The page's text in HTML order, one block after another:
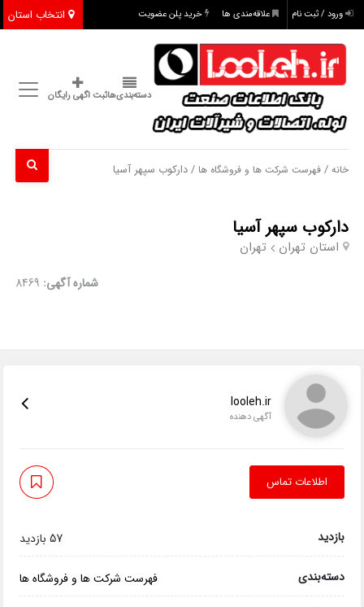
انتخاب استان ورود / ثبت نام علاقه‌مندی ها خرید پلن عضویت
دسته‌بندی‌هاثبت اگهی رایگان
خانه /فهرست شرکت ها و فروشگاه ها / دارکوب سپهر آسیا
دارکوب سپهر آسیا
استان تهران تهران
شماره آگهی: 8469
looleh.ir
آگهی دهنده
اطلاعات تماس
بازدید 57 بازدید
دسته‌بندی فهرست شرکت ها و فروشگاه ها